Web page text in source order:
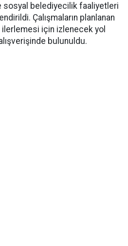
sosyal belediyecilik faaliyetleri
Çalışmaların planlanan
için izlenecek yol
bulunuldu.